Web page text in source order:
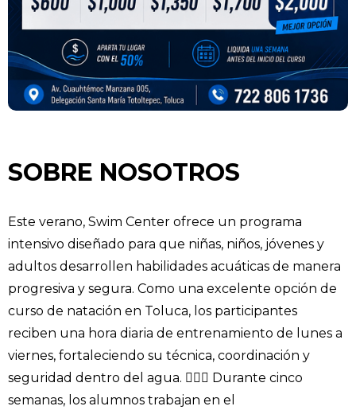
SOBRE NOSOTROS
Este verano, Swim Center ofrece un programa
intensivo diseñado para que niñas, niños, jóvenes y
adultos desarrollen habilidades acuáticas de manera
progresiva y segura. Como una excelente opción de
curso de natación en Toluca, los participantes
reciben una hora diaria de entrenamiento de lunes a
viernes, fortaleciendo su técnica, coordinación y
seguridad dentro del agua. 🏊‍♀️💙 Durante cinco
semanas, los alumnos trabajan en el